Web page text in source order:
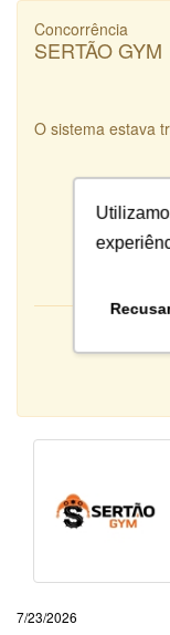
Concorrência
SERTÃO GYM
O sistema estava
7/23/2026